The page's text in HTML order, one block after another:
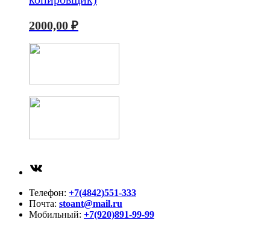
2000,00 ₽
Телефон: +7(4842)551-333
Почта: stoant@mail.ru
Мобильный: +7(920)891-99-99